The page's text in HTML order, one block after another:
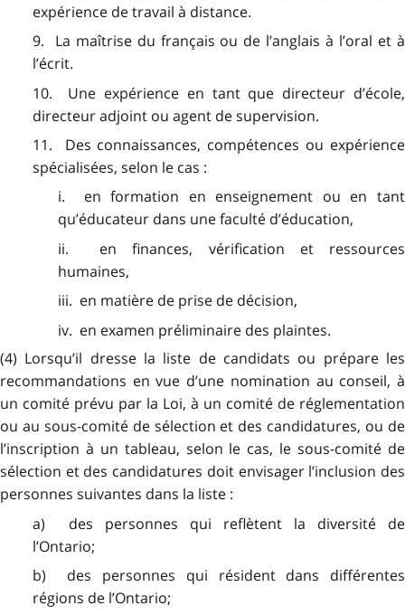
expérience de travail à distance.
9. La maîtrise du français ou de l’anglais à l’oral et à
l’écrit.
10. Une expérience en tant que directeur d’école,
directeur adjoint ou agent de supervision.
11. Des connaissances, compétences ou expérience
spécialisées, selon le cas :
i. en formation en enseignement ou en tant
qu’éducateur dans une faculté d’éducation,
ii. en finances, vérification et ressources
humaines,
iii. en matière de prise de décision,
iv. en examen préliminaire des plaintes.
(4) Lorsqu’il dresse la liste de candidats ou prépare les
recommandations en vue d’une nomination au conseil, à
un comité prévu par la Loi, à un comité de réglementation
ou au sous-comité de sélection et des candidatures, ou de
l’inscription à un tableau, selon le cas, le sous-comité de
sélection et des candidatures doit envisager l’inclusion des
personnes suivantes dans la liste :
a) des personnes qui reflètent la diversité de
l’Ontario;
b) des personnes qui résident dans différentes
régions de l’Ontario;